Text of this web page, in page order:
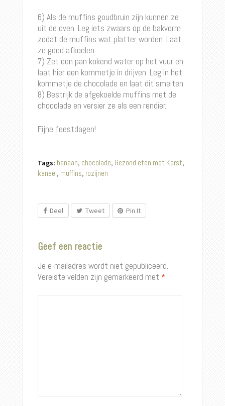
6) Als de muffins goudbruin zijn kunnen ze
uit de oven. Leg iets zwaars op de bakvorm
zodat de muffins wat platter worden. Laat
ze goed afkoelen.
7) Zet een pan kokend water op het vuur en
laat hier een kommetje in drijven. Leg in het
kommetje de chocolade en laat dit smelten.
8) Bestrijk de afgekoelde muffins met de
chocolade en versier ze als een rendier.
Fijne feestdagen!
Tags: banaan, chocolade, Gezond eten met Kerst,
kaneel, muffins, rozijnen
Deel Tweet Pin It
Geef een reactie
Je e-mailadres wordt niet gepubliceerd.
Vereiste velden zijn gemarkeerd met *